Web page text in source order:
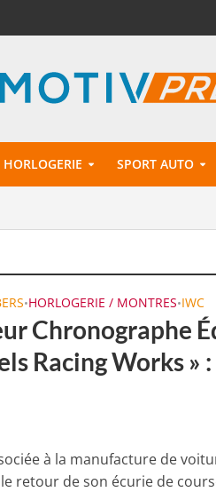
HORLOGERIE SPORT AUTO
•HORLOGERIE / MONTRES•IWC
Chronographe
Racing Works »
à la manufacture de
retour de son écurie de